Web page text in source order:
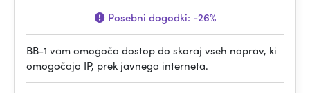
Posebni dogodki: -26%
BB-1 vam omogoča dostop do skoraj vseh naprav, ki
omogočajo IP, prek javnega interneta.